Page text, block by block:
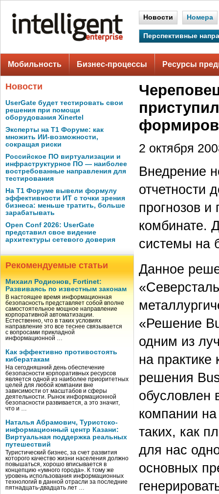
Новости Номера
Перспективные
Мобильность Бизнес-процессы Ресурсы
Новости
UserGate будет тестировать свои
решения при помощи
оборудования Xinertel
Эксперты на Т1 Форуме: как
множить ИИ-возможности,
сокращая риски
Российское ПО виртуализации и
инфраструктурное ПО — наиболее
востребованные направления для
тестирования
На Т1 Форуме вывели формулу
эффективности ИТ с точки зрения
бизнеса: меньше тратить, больше
зарабатывать
Open Conf 2026: UserGate
представил свое видение
архитектуры сетевого доверия
Рекомендуемые статьи
Михаил Родионов, Fortinet:
Развиваясь по известным законам
В настоящее время информационная
безопасность представляет собой вполне
самостоятельное мощное направление
корпоративной автоматизации.
Естественно, что в таких условиях
направление это все теснее связывается
с вопросами прикладной
информационной …
Как эффективно противостоять
кибератакам
На сегодняшний день обеспечение
безопасности корпоративных ресурсов
является одной из наиболее приоритетных
целей для любой компании вне
зависимости от масштабов и сферы
деятельности. Рынок информационной
безопасности развивается, а это значит,
что и …
Наталья Абрамович, Туристско-
информационный центр Казани:
Виртуальная поддержка реальных
путешествий
Туристический бизнес, за счет развития
которого качество жизни населения должно
повышаться, хорошо вписывается в
концепцию «умного города». К тому же
уровень использования информационных
технологий в данной отрасли за последние
пятнадцать-двадцать лет …
2 октября
Внедрение
отчетности
прогнозов и
комбинате.
системы на
Данное
«Решение
одним из
на
решения
обусловлен
компании
таких, как
для нас
основных